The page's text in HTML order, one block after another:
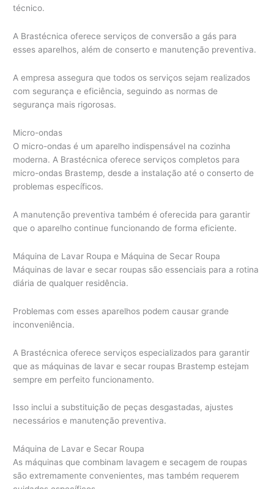
técnico.
A Brastécnica oferece serviços de conversão a gás para
esses aparelhos, além de conserto e manutenção preventiva.
A empresa assegura que todos os serviços sejam realizados
com segurança e eficiência, seguindo as normas de
segurança mais rigorosas.
Micro-ondas
O micro-ondas é um aparelho indispensável na cozinha
moderna. A Brastécnica oferece serviços completos para
micro-ondas Brastemp, desde a instalação até o conserto de
problemas específicos.
A manutenção preventiva também é oferecida para garantir
que o aparelho continue funcionando de forma eficiente.
Máquina de Lavar Roupa e Máquina de Secar Roupa
Máquinas de lavar e secar roupas são essenciais para a rotina
diária de qualquer residência.
Problemas com esses aparelhos podem causar grande
inconveniência.
A Brastécnica oferece serviços especializados para garantir
que as máquinas de lavar e secar roupas Brastemp estejam
sempre em perfeito funcionamento.
Isso inclui a substituição de peças desgastadas, ajustes
necessários e manutenção preventiva.
Máquina de Lavar e Secar Roupa
As máquinas que combinam lavagem e secagem de roupas
são extremamente convenientes, mas também requerem